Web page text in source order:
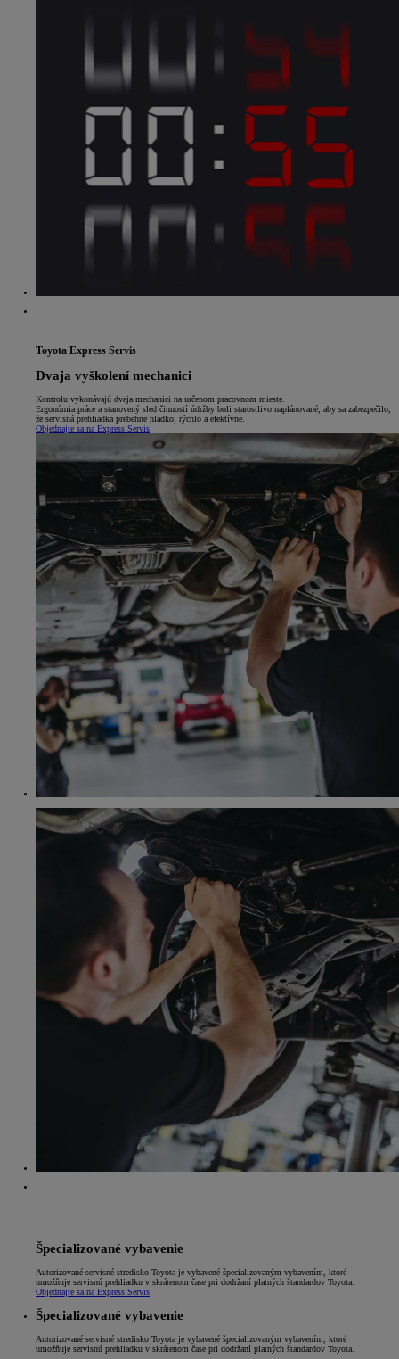
Toyota Express Servis
Dvaja vyškolení mechanici
Kontrolu vykonávajú dvaja mechanici na určenom pracovnom mieste.
Ergonómia práce a stanovený sled činností údržby boli starostlivo naplánované, aby sa zabezpečilo,
že servisná prehliadka prebehne hladko, rýchlo a efektívne.
Objednajte sa na Express Servis
Špecializované vybavenie
Autorizované servisné stredisko Toyota je vybavené špecializovaným vybavením, ktoré
umožňuje servisnú prehliadku v skrátenom čase pri dodržaní platných štandardov Toyota.
Objednajte sa na Express Servis
Špecializované vybavenie
Autorizované servisné stredisko Toyota je vybavené špecializovaným vybavením, ktoré
umožňuje servisnú prehliadku v skrátenom čase pri dodržaní platných štandardov Toyota.